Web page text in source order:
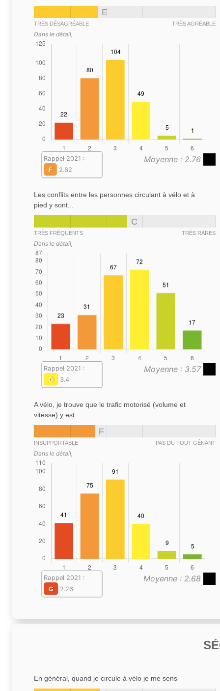
E
TRÈS DÉSAGRÉABLE TRÈS AGRÉABLE
Dans le détail,
Moyenne : 2.76
Rappel 2021 :
F
2.62
Les conflits entre les personnes circulant à vélo et à
pied y sont...
C
TRÈS FRÉQUENTS TRÈS RARES
Dans le détail,
Moyenne : 3.57
Rappel 2021 :
D
3.4
A vélo, je trouve que le trafic motorisé (volume et
vitesse) y est…
F
INSUPPORTABLE PAS DU TOUT GÊNANT
Dans le détail,
Moyenne : 2.68
Rappel 2021 :
G
2.26
En général, quand je circule à vélo je me sens